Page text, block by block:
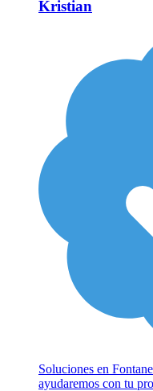
Kristian
Soluciones en
ayudaremos con tu